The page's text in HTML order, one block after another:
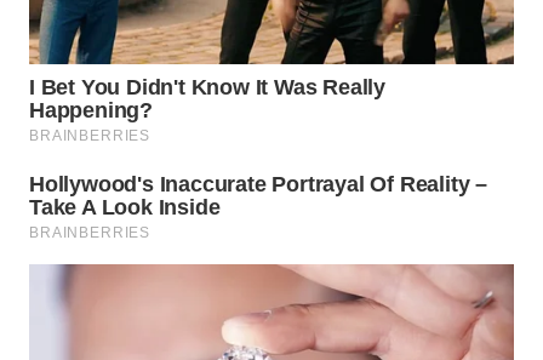
MALUT
WN
DAIRI
WN
DANAU
TOBA
NIAS